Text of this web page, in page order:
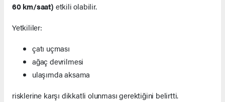
60 km/saat) etkili olabilir.
Yetkililer:
çatı uçması
ağaç devrilmesi
ulaşımda aksama
risklerine karşı dikkatli olunması gerektiğini belirtti.